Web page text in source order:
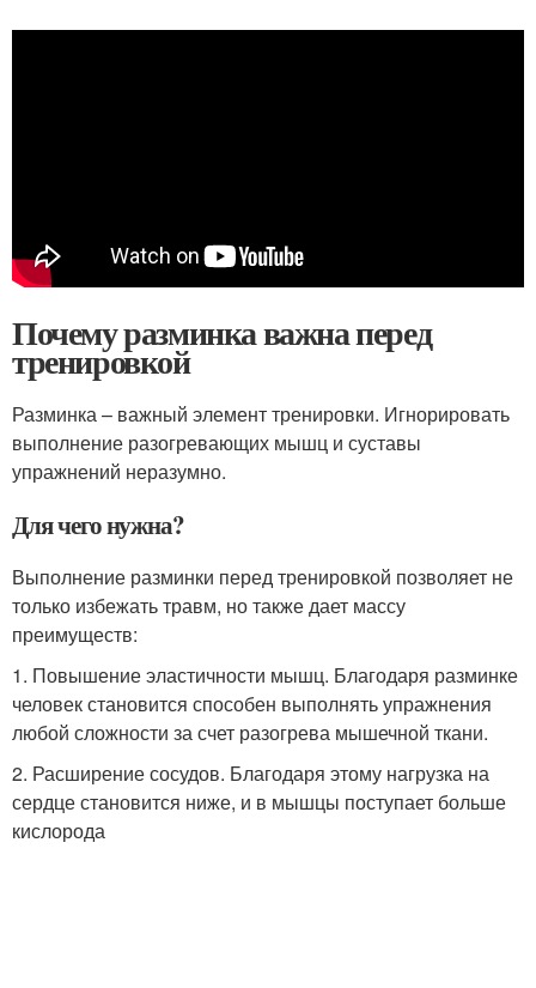
Почему разминка важна перед
тренировкой
Разминка – важный элемент тренировки. Игнорировать
выполнение разогревающих мышц и суставы
упражнений неразумно.
Для чего нужна?
Выполнение разминки перед тренировкой позволяет не
только избежать травм, но также дает массу
преимуществ:
1. Повышение эластичности мышц. Благодаря разминке
человек становится способен выполнять упражнения
любой сложности за счет разогрева мышечной ткани.
2. Расширение сосудов. Благодаря этому нагрузка на
сердце становится ниже, и в мышцы поступает больше
кислорода